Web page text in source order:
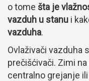
o tome šta je
vazduh u stanu i
vazduha.
Ovlaživači vazduha
prečišćivači. Zimi
centralno grejanje